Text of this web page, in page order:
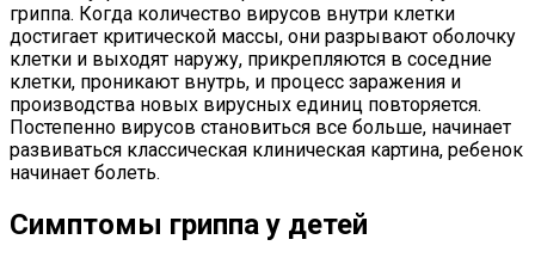
гриппа. Когда количество вирусов внутри клетки
достигает критической массы, они разрывают оболочку
клетки и выходят наружу, прикрепляются в соседние
клетки, проникают внутрь, и процесс заражения и
производства новых вирусных единиц повторяется.
Постепенно вирусов становиться все больше, начинает
развиваться классическая клиническая картина, ребенок
начинает болеть.
Симптомы гриппа у детей